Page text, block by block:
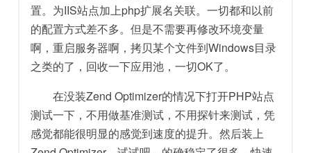
置。为IIS站点加上php扩展名关联。一切都和以前
的配置方式差不多。但是不需要再修改环境变量
啊，重启服务器啊，拷贝某个文件到Windows目录
之类的了，回收一下应用池，一切OK了。
在没装Zend Optimizer的情况下打开PHP站点
测试一下，不用做基准测试，不用探针来测试，凭
感觉都能很明显的感觉到速度的提升。然后装上